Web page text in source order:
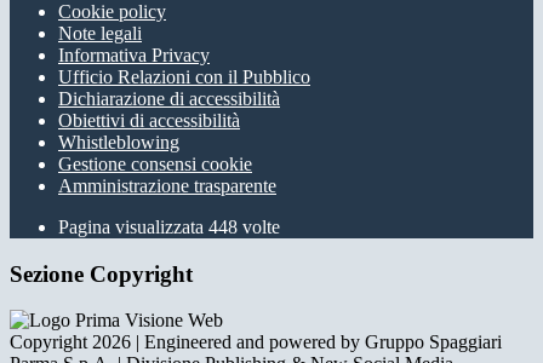
Cookie policy
Note legali
Informativa Privacy
Ufficio Relazioni con il Pubblico
Dichiarazione di accessibilità
Obiettivi di accessibilità
Whistleblowing
Gestione consensi cookie
Amministrazione trasparente
Pagina visualizzata 448 volte
Sezione Copyright
Copyright 2026 | Engineered and powered by Gruppo Spaggiari